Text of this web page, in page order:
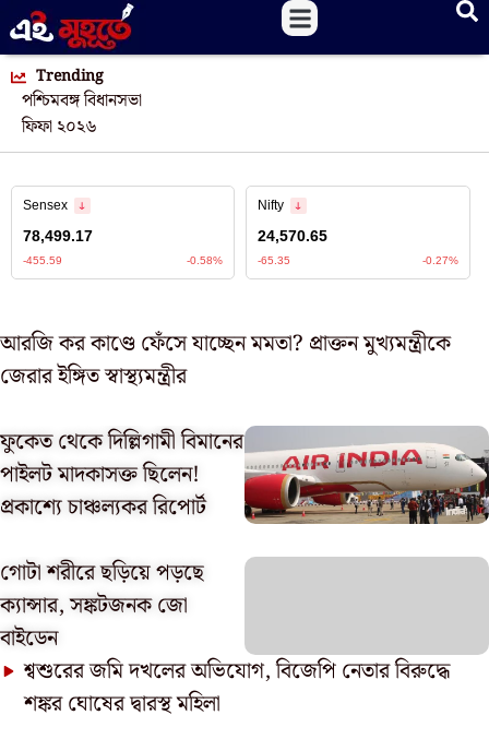
Trending
পশ্চিমবঙ্গ বিধানসভা
ফিফা ২০২৬
আরজি কর কাণ্ডে ফেঁসে যাচ্ছেন মমতা? প্রাক্তন মুখ্যমন্ত্রীকে
জেরার ইঙ্গিত স্বাস্থ্যমন্ত্রীর
ফুকেত থেকে দিল্লিগামী বিমানের
পাইলট মাদকাসক্ত ছিলেন!
প্রকাশ্যে চাঞ্চল্যকর রিপোর্ট
গোটা শরীরে ছড়িয়ে পড়ছে
ক্যান্সার, সঙ্কটজনক জো
বাইডেন
শ্বশুরের জমি দখলের অভিযোগ, বিজেপি নেতার বিরুদ্ধে
শঙ্কর ঘোষের দ্বারস্থ মহিলা